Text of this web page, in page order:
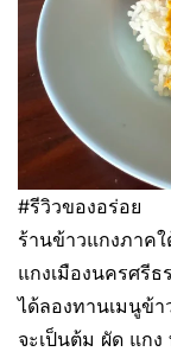
#รีวิวของอร่อย
ร้านข้าวแกงภาค
แกงเมืองนครศรี
ได้ลองทานเมนูข้า
จะเป็นต้ม ผัด แกง